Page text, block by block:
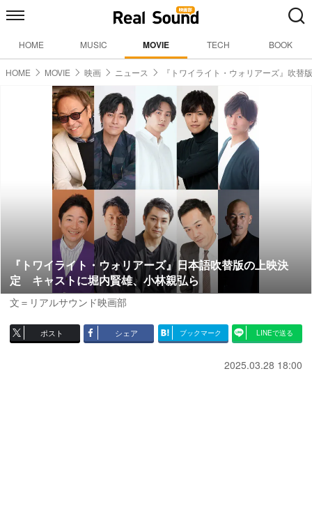
HOME MUSIC MOVIE TECH BOOK
HOME MOVIE 映画 ニュース 『トワイライト・ウォリアーズ』吹替
『トワイライト・ウォリアーズ』日本語吹替版の上映決
定 キャストに堀内賢雄、小林親弘ら
文＝リアルサウンド映画部
ポスト シェア ブックマーク LINEで送る
2025.03.28 18:00